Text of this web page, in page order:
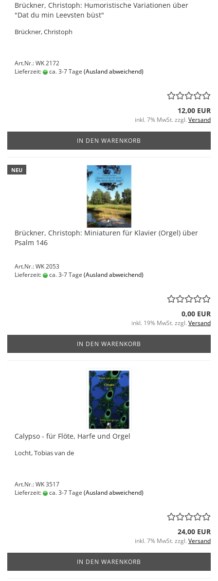
Brückner, Christoph: Humoristische Variationen über
"Dat du min Leevsten büst"
Brückner, Christoph
Art.Nr.: WK 2172
Lieferzeit:
ca. 3-7 Tage (Ausland abweichend)
12,00 EUR
inkl. 7% MwSt. zzgl. Versand
IN DEN WARENKORB
NEU
Brückner, Christoph: Miniaturen für Klavier (Orgel) über
Psalm 146
Art.Nr.: WK 2053
Lieferzeit:
ca. 3-7 Tage (Ausland abweichend)
0,00 EUR
inkl. 19% MwSt. zzgl. Versand
IN DEN WARENKORB
Calypso - für Flöte, Harfe und Orgel
Locht, Tobias van de
Art.Nr.: WK 3517
Lieferzeit:
ca. 3-7 Tage (Ausland abweichend)
24,00 EUR
inkl. 7% MwSt. zzgl. Versand
IN DEN WARENKORB